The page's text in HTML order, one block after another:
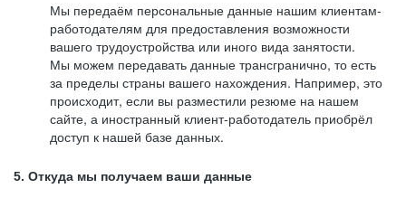
Мы передаём персональные данные нашим клиентам-
работодателям для предоставления возможности
вашего трудоустройства или иного вида занятости.
Мы можем передавать данные трансгранично, то есть
за пределы страны вашего нахождения. Например, это
происходит, если вы разместили резюме на нашем
сайте, а иностранный клиент-работодатель приобрёл
доступ к нашей базе данных.
5. Откуда мы получаем ваши данные